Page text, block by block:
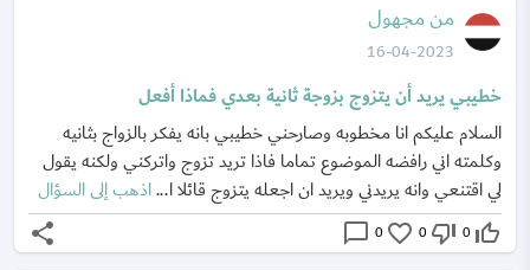
من مجهول
16-04-2023
خطيبي يريد أن يتزوج بزوجة ثانية بعدي فماذا أفعل
السلام عليكم انا مخطوبه وصارحني خطيبي بانه يفكر بالزواج بثانيه
وكلمته اني رافضه الموضوع تماما فاذا تريد تزوج واتركني ولكنه يقول
لي اقتنعي وانه يريدني ويريد ان اجعله يتزوج قائلا ا...اذهب إلى السؤال
thumb_up_off_alt
0
thumb_down_off_alt
0
favorite_border
0
chat_bubble_outline
share